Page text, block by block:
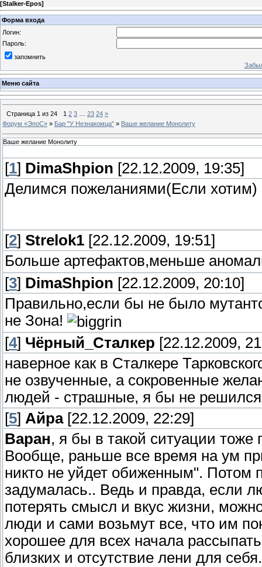
[Stalker-Epos]
Форма входа
Логин:
Пароль:
запомнить
Меню сайта
Страница 1 из 24 1 2 3 23 24 »
Форум «ЭпоС» » Бар "У Незнакомца" » Ваше желание Монолиту
Ваше желание Монолиту
[1] DimaShpion [22.12.2009, 19:35]
Делимся пожеланиями(Если хотим)
[2] Strelok1 [22.12.2009, 19:51]
Больше артефактов,меньше
[3] DimaShpion [22.12.2009, 20:10]
Правильно,если бы не было
не Зона!
[4] Чёрный_Сталкер [22.12.2009,
наверное как в Сталкере
не озвученные, а сокровенные
людей - страшные, я бы не решился
[5] Айра[22.12.2009, 22:29]
Варан, я бы в такой ситуации тоже
Вообще, раньше все время на ум
никто не уйдет обиженным". Потом
задумалась.. Ведь и правда, если
потерять смысл и вкус жизни,
люди и сами возьмут все, что им
хорошее для всех начала
близких и отсутствие лени для